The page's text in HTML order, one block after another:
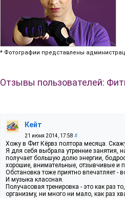
* Фотографии представлены
Отзывы пользователей:
Кейт
21 июня 2014, 17:58 #
Хожу в Фит Кёрвз полтора месяца.
Я для себя выбрала утренние занятия,
получает большую долю энергии,
хорошие, внимательные, отзывчивые и
Обстановка тоже приятно впечатляет -
И музыка классная.
Получасовая тренировка - это как раз
организму, ни много ни мало, как раз